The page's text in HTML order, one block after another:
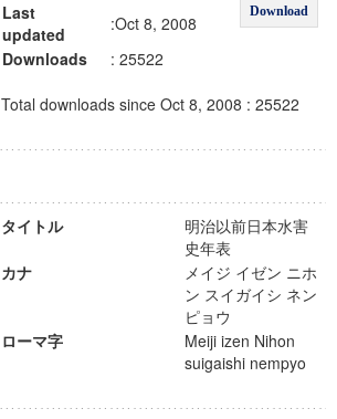
Download
Last
updated
:Oct 8, 2008
Downloads
: 25522
Total downloads since Oct 8, 2008 : 25522
タイトル
明治以前日本水害
史年表
カナ
メイジ イゼン ニホ
ン スイガイシ ネン
ピョウ
ローマ字
Meiji izen Nihon
suigaishi nempyo